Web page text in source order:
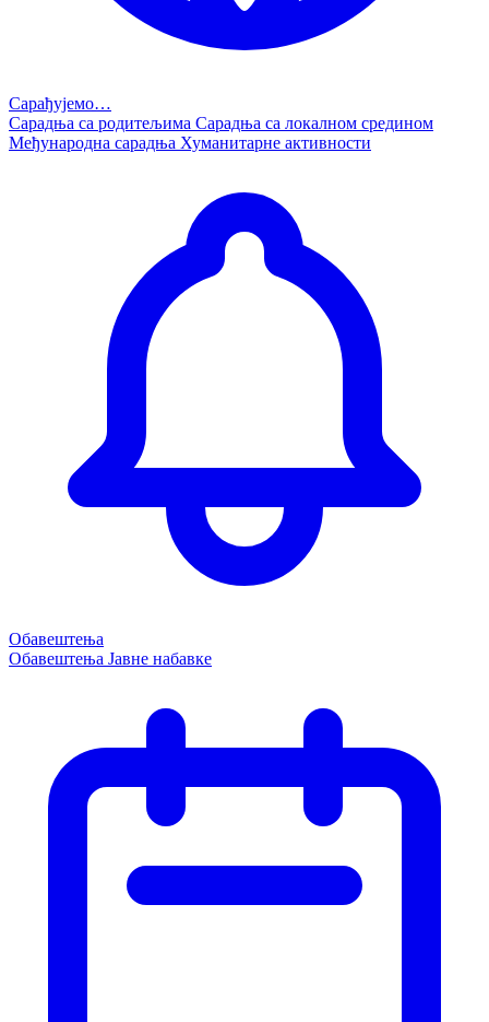
Сарађујемо…
Сарадња са родитељима Сарадња са локалном средином
Међународна сарадња Хуманитарне активности
Обавештења
Обавештења Јавне набавке